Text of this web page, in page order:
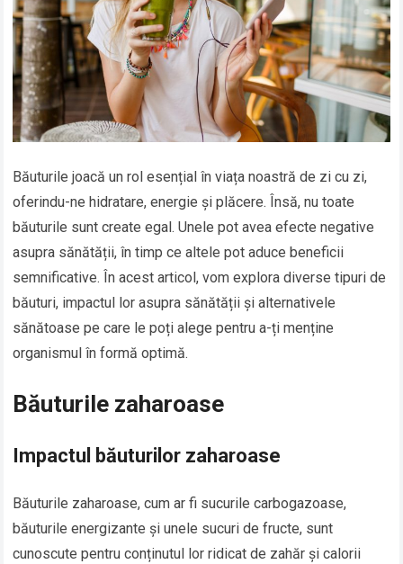
Băuturile joacă un rol esențial în viața noastră de zi cu zi,
oferindu-ne hidratare, energie și plăcere. Însă, nu toate
băuturile sunt create egal. Unele pot avea efecte negative
asupra sănătății, în timp ce altele pot aduce beneficii
semnificative. În acest articol, vom explora diverse tipuri de
băuturi, impactul lor asupra sănătății și alternativele
sănătoase pe care le poți alege pentru a-ți menține
organismul în formă optimă.
Băuturile zaharoase
Impactul băuturilor zaharoase
Băuturile zaharoase, cum ar fi sucurile carbogazoase,
băuturile energizante și unele sucuri de fructe, sunt
cunoscute pentru conținutul lor ridicat de zahăr și calorii